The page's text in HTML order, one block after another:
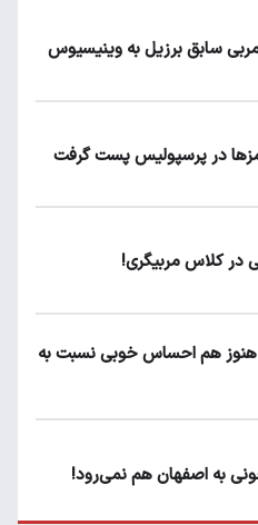
سابق برزیل به وینیسیوس
در پرسپولیس پست گرفت
در کلاس مربیگری!
هنوز هم احساس خوبی نسبت به
به اصفهان هم نمی‌رود!